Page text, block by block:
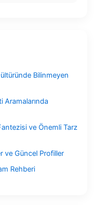
Bilinmeyen
Aramalarında
ve Önemli Tarz
ve Güncel Profiller
Rehberi